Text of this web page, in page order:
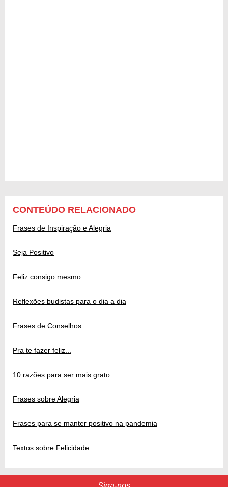
CONTEÚDO RELACIONADO
Frases de Inspiração e Alegria
Seja Positivo
Feliz consigo mesmo
Reflexões budistas para o dia a dia
Frases de Conselhos
Pra te fazer feliz...
10 razões para ser mais grato
Frases sobre Alegria
Frases para se manter positivo na pandemia
Textos sobre Felicidade